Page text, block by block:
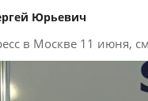
Юрьевич
в Москве 11 июня,